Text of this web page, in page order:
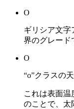
O
ギリシア文字
界のグレード
O
“o”クラスの天
これは表面
のことで、太